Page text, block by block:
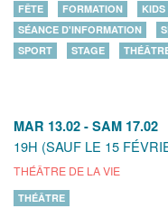
FÊTE
FORMATION KIDS
SÉANCE D'INFORMATION
SPORT
STAGE
MAR 13.02 - SAM 17.02
19H (SAUF LE 15
THÉÂTRE DE LA VIE
THÉÂTRE